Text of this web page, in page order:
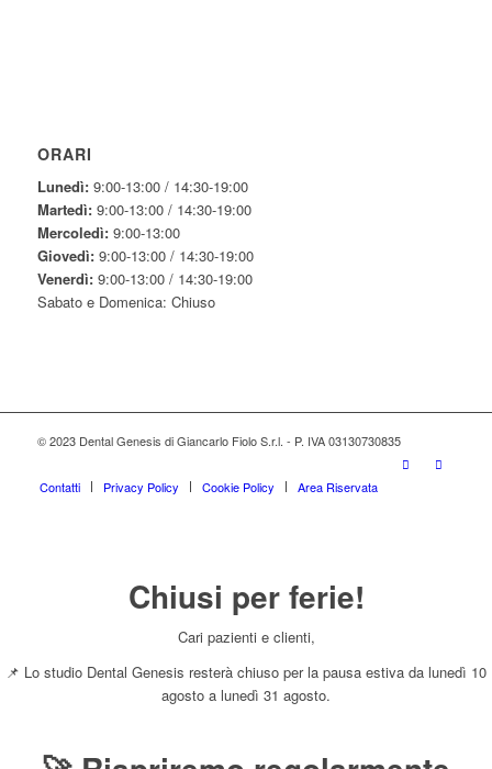
ORARI
Lunedì:9:00-13:00 / 14:30-19:00
Martedì:9:00-13:00 / 14:30-19:00
Mercoledì:9:00-13:00
Giovedì:9:00-13:00 / 14:30-19:00
Venerdì:9:00-13:00 / 14:30-19:00
Sabato e Domenica: Chiuso
© 2023 Dental Genesis di Giancarlo Fiolo S.r.l. - P. IVA 03130730835
Contatti Privacy Policy Cookie Policy Area Riservata
Chiusi per ferie!
Cari pazienti e clienti,
📌 Lo studio Dental Genesis resterà chiuso per la pausa estiva da lunedì 10
agosto a lunedì 31 agosto.